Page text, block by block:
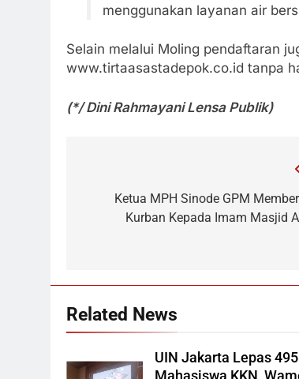
menggunakan layanan air
Selain melalui Moling pendaftaran
www.tirtaasastadepok.co.id tanpa
(*/ Dini Rahmayani Lensa Publik)
Ketua MPH Sinode GPM
Kurban Kepada Imam Masjid
Related News
UIN Jakarta Lepas